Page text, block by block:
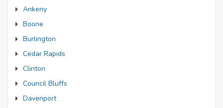
Ankeny
Boone
Burlington
Cedar Rapids
Clinton
Council Bluffs
Davenport